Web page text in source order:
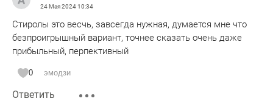
24 Мая 202410:34
Стиролы это весчь, завсегда нужная, думается мне что
безпроигрышный вариант, точнее сказать очень даже
прибыльный, перпективный
0 эмодзи
Ответить